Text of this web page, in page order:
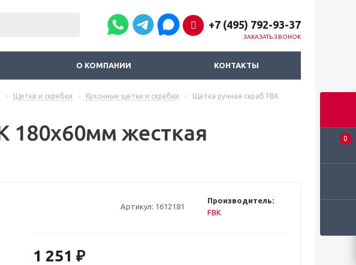
0
+7 (495) 792-93-37
ЗАКАЗАТЬ ЗВОНОК
О КОМПАНИИ КОНТАКТЫ
- Щетки и скребки - Кухонные щетки и скребки -
Щетка ручная скраб FBK
180х60мм жесткая
Артикул: 1612181
Производитель:
FBK
1 251 ₽